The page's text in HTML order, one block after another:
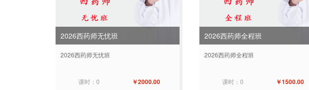
2026西药师无忧班
2026西药师无忧班
课时：0 ￥2000.00
2026西药师全程班
2026西药师全程班
课时：0 ￥1500.00